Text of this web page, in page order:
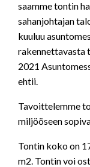
saamme tontin
sahanjohtajan
kuuluu
rakennettavasta
2021
ehtii.
Tavoittelemme
miljööseen
Tontin koko on
m2. Tontin voi